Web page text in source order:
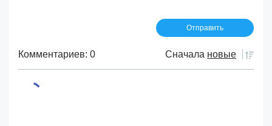
Комментариев: 0 Сначала новые